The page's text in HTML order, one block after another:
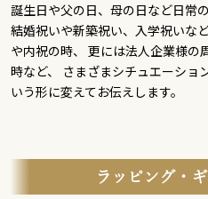
誕生日や父の日、母の日など日常
結婚祝いや新築祝い、入学祝いな
や内祝の時、 更には法人企業様の
時など、 さまざまシチュエーショ
いう形に変えてお伝えします。
ラッピング・